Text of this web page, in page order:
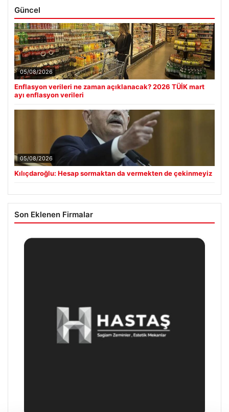
Güncel
05/08/2026
Enflasyon verileri ne zaman açıklanacak? 2026 TÜİK mart
ayı enflasyon verileri
05/08/2026
Kılıçdaroğlu: Hesap sormaktan da vermekten de çekinmeyiz
Son Eklenen Firmalar